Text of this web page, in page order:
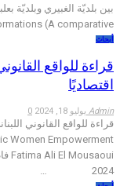
(A comparative…
أبحاث
قراءة للواقع
اقتصاديًا
Admin يوليو 18, 2024 0
Women Empowerment
2024 …